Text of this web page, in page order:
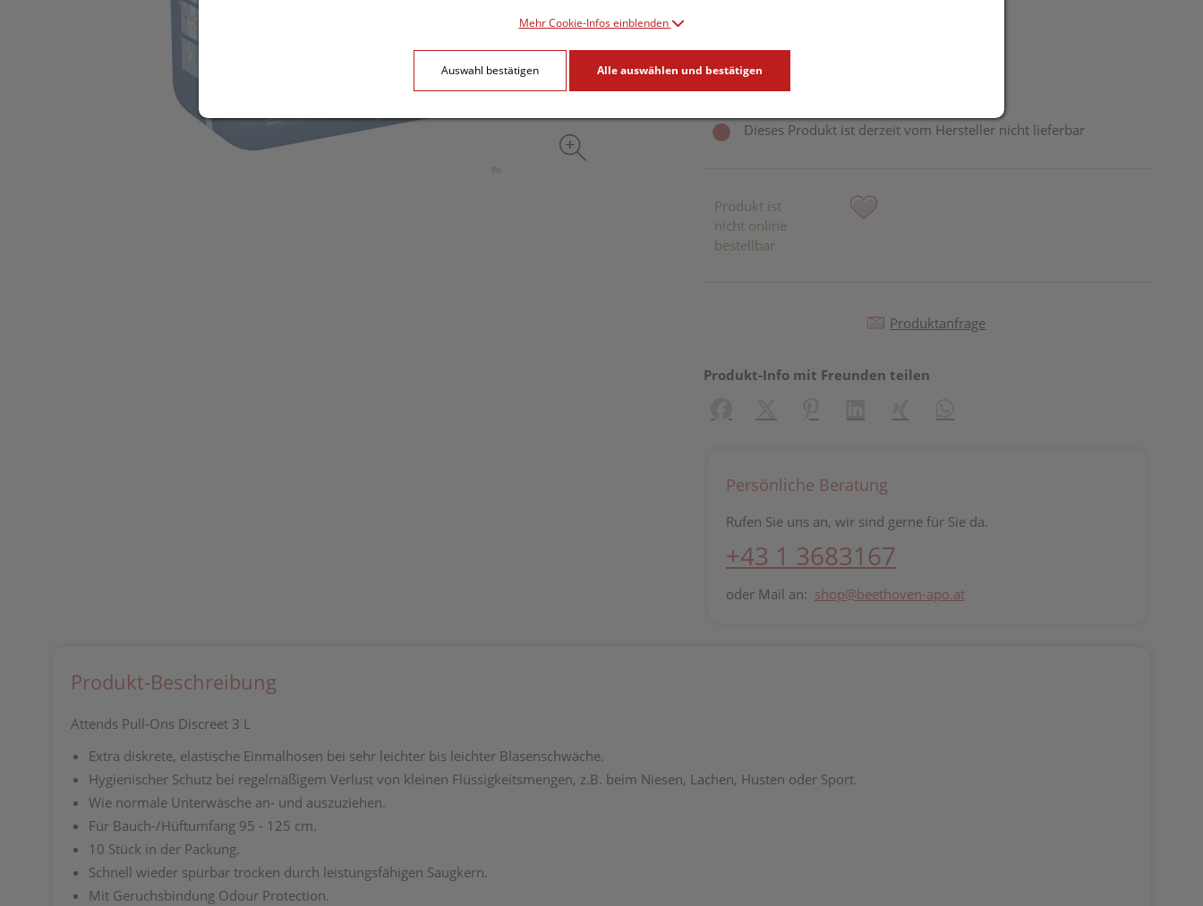
inkl. 20% MwSt.
Dieses Produkt ist derzeit vom Hersteller nicht lieferbar
Produkt ist
nicht online
bestellbar
Produktanfrage
Produkt-Info mit Freunden teilen
Persönliche Beratung
Rufen Sie uns an, wir sind gerne für Sie da.
+43 1 3683167
oder Mail an: shop@beethoven-apo.at
Produkt-Beschreibung
Attends Pull-Ons Discreet 3 L
Extra diskrete, elastische Einmalhosen bei sehr leichter bis leichter Blasenschwäche.
Hygienischer Schutz bei regelmäßigem Verlust von kleinen Flüssigkeitsmengen, z.B. beim Niesen, Lachen, Husten oder Sport.
Wie normale Unterwäsche an- und auszuziehen.
Für Bauch-/Hüftumfang 95 - 125 cm.
10 Stück in der Packung.
Schnell wieder spürbar trocken durch leistungsfähigen Saugkern.
Mit Geruchsbindung Odour Protection.
Mehr Cookie-Infos einblenden
Auswahl bestätigen Alle auswählen und bestätigen